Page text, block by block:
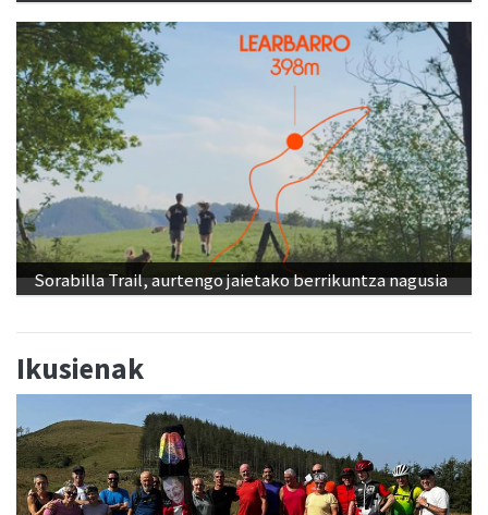
Sorabilla Trail, aurtengo jaietako berrikuntza nagusia
Ikusienak